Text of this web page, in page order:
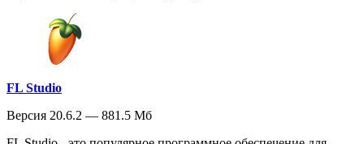
FL Studio
Версия 20.6.2 — 881.5 Мб